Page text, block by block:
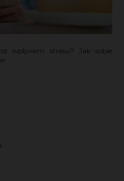
wpływem stresu? Jak sobie